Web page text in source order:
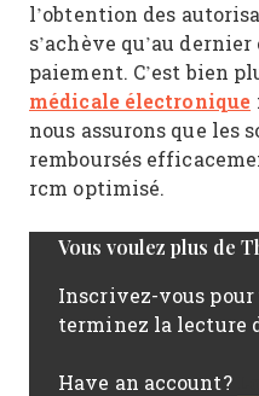
l’obtention des
s’achève qu’au
paiement. C’est bien
médicale électronique
nous assurons que les
remboursés
rcm optimisé.
Vous voulez plus de
Inscrivez-vous
terminez la lecture
Have an account?